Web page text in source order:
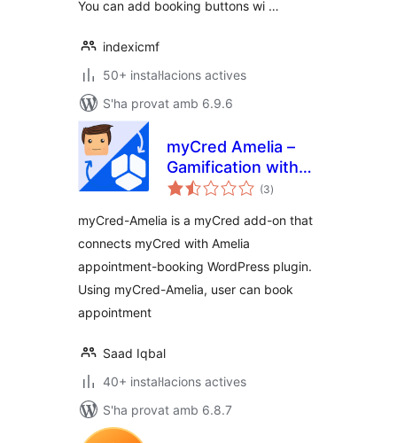
You can add booking buttons wi …
indexicmf
50+ instal·lacions actives
S'ha provat amb 6.9.6
myCred Amelia –
Gamification with
Events &
Booking
(3puntuacions
totals
)
myCred-Amelia is a myCred add-on that
connects myCred with Amelia
appointment-booking WordPress plugin.
Using myCred-Amelia, user can book
appointment
Saad Iqbal
40+ instal·lacions actives
S'ha provat amb 6.8.7